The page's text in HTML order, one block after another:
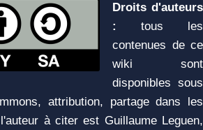
Droits d'auteurs
:
tous les
contenues de ce
wiki sont
disponibles sous
attribution, partage dans les
à citer est Guillaume Leguen,